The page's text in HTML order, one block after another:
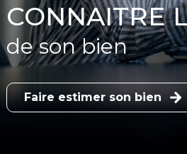
CONNAITRE
de son bien
Faire estimer son bien